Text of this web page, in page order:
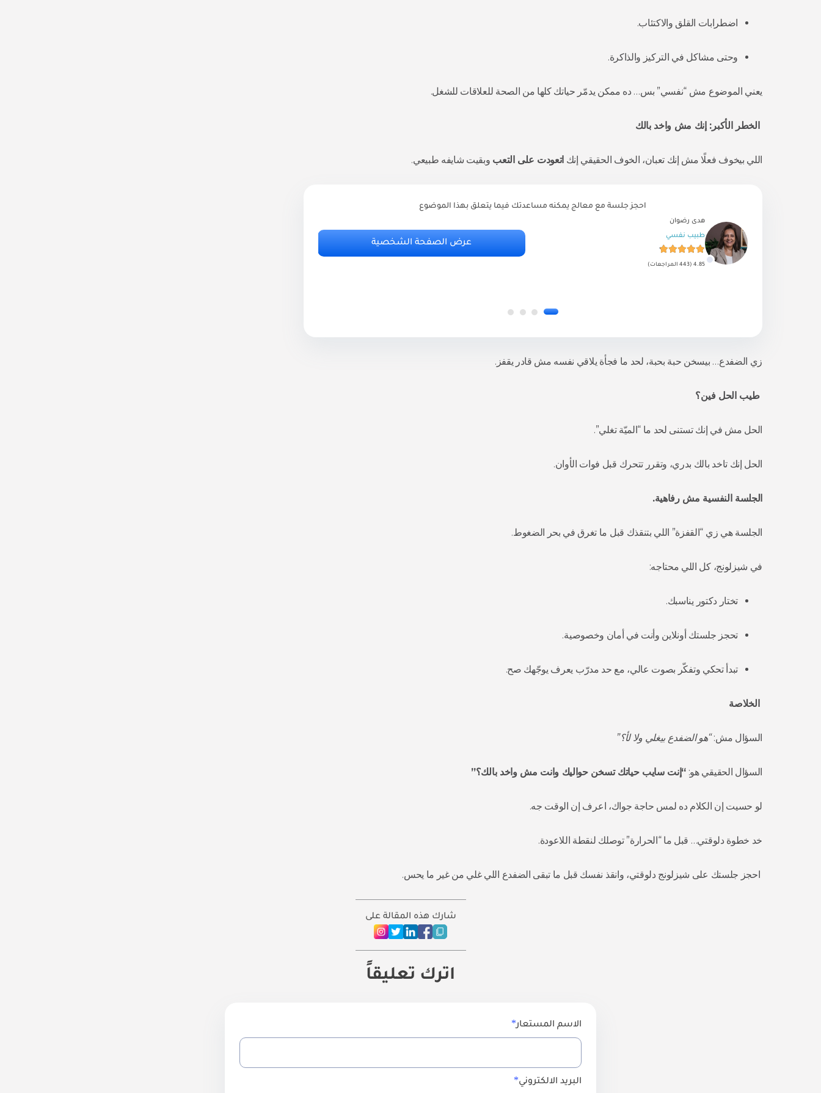
اضطرابات القلق والاكتئاب.
وحتى مشاكل في التركيز والذاكرة.
يعني الموضوع مش “نفسي” بس… ده ممكن يدمّر حياتك كلها من الصحة للعلاقات للشغل.
الخطر الأكبر: إنك مش واخد بالك
اللي بيخوف فعلًا مش إنك تعبان، الخوف الحقيقي إنك اتعودت على التعب وبقيت شايفه طبيعي.
احجز جلسة مع معالج يمكنه مساعدتك فيما يتعلق بهذا الموضوع
هدى رضوان
طبيب نفسي
4.85 (443 المراجعات)
عرض الصفحة الشخصية
زي الضفدع… بيسخن حبة بحبة، لحد ما فجأة يلاقي نفسه مش قادر يقفز.
طيب الحل فين؟
الحل مش في إنك تستنى لحد ما “الميّة تغلي”.
الحل إنك تاخد بالك بدري، وتقرر تتحرك قبل فوات الأوان.
الجلسة النفسية مش رفاهية.
الجلسة هي زي “القفزة” اللي بتنقذك قبل ما تغرق في بحر الضغوط.
في شيزلونج، كل اللي محتاجه:
تختار دكتور يناسبك.
تحجز جلستك أونلاين وأنت في أمان وخصوصية.
تبدأ تحكي وتفكّر بصوت عالي، مع حد مدرّب يعرف يوجّهك صح.
الخلاصة
السؤال مش:“هو الضفدع بيغلي ولا لأ؟”
السؤال الحقيقي هو: “إنت سايب حياتك تسخن حواليك وانت مش واخد بالك؟”
لو حسيت إن الكلام ده لمس حاجة جواك، اعرف إن الوقت جه.
خد خطوة دلوقتي… قبل ما “الحرارة” توصلك لنقطة اللاعودة.
احجز جلستك على شيزلونج دلوقتي، وانقذ نفسك قبل ما تبقى الضفدع اللي غلي من غير ما يحس.
شارك هذه المقالة على
اترك تعليقاً
الاسم المستعار
البريد الالكتروني